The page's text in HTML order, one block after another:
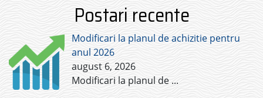
Postari recente
Modificari la planul de achizitie pentru
anul 2026
august 6, 2026
Modificari la planul de ...